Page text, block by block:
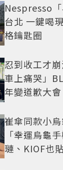
Nespresso
台北 一鍵喝
格鑰匙圈
忍到收工才
車上痛哭」
年變道歉大
崔傘同款小
「幸運烏龜
璉、KIOF也